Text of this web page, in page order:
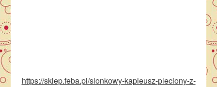
https://sklep.feba.pl/slonkowy-kapleusz-pleciony-z-